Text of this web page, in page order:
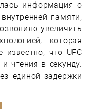
информация о
памяти,
увеличить
которая
известно, что UFC
чтения в секунду.
единой задержки